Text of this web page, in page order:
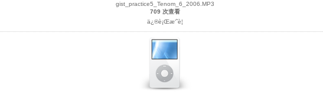
gist_practice5_Tenom_6_2006.MP3
709 次查看
ä¿®è¡Œæ‘˜è¦